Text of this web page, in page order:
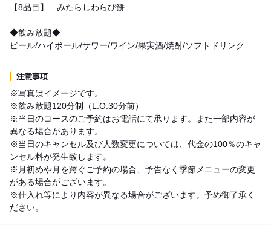
【8品目】 みたらしわらび餅
◆飲み放題◆
ビール/ハイボール/サワー/ワイン/果実酒/焼酎/ソフトドリンク
注意事項
※写真はイメージです。
※飲み放題120分制（L.O.30分前）
※当日のコースのご予約はお電話にて承ります。また一部内容が
異なる場合があります。
※当日のキャンセル及び人数変更については、代金の100％のキャ
ンセル料が発生致します。
※月初めや月を跨ぐご予約の場合、予告なく季節メニューの変更
がある場合がございます。
※仕入れ等により内容が異なる場合がございます。予め御了承く
ださい。